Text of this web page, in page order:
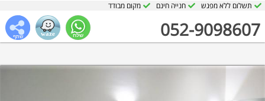
052-9098607
תשלום ללא מפגש חנייה חינם מקום מבודד